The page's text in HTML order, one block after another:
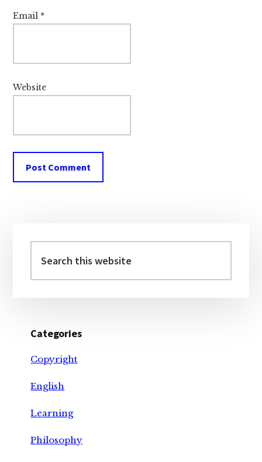
Email *
Website
Sidebar
this
website
Categories
Copyright
English
Learning
Philosophy